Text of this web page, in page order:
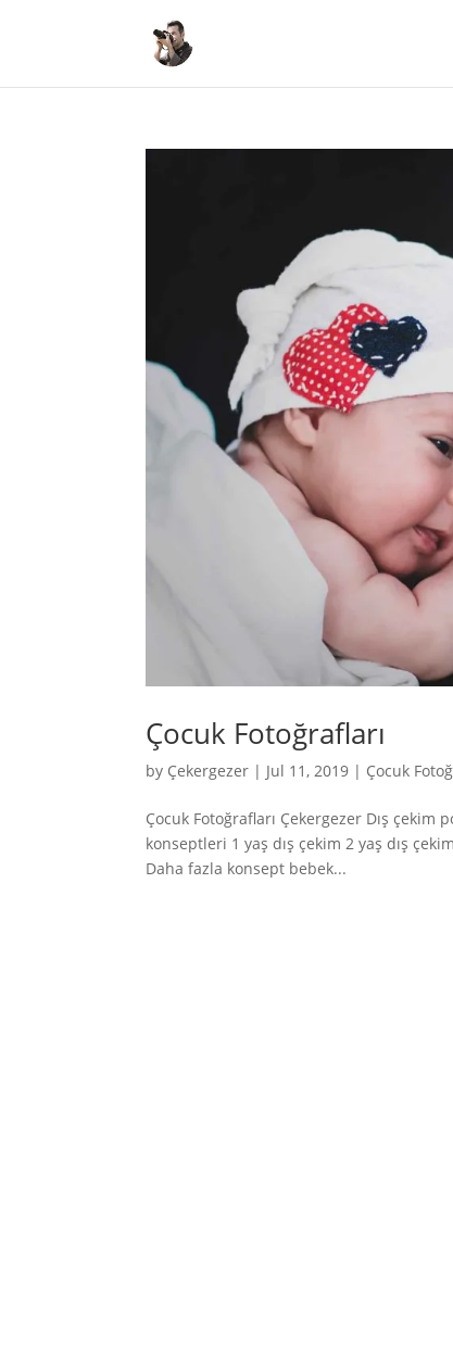
Çocuk Fotoğrafları
by Çekergezer | Jul 11, 2019 | Çocuk
Çocuk Fotoğrafları Çekergezer Dış
konseptleri 1 yaş dış çekim 2 yaş dış
Daha fazla konsept bebek...